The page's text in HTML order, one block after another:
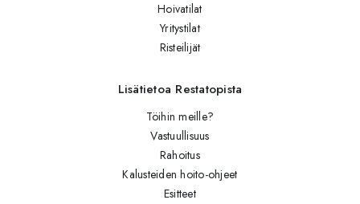
Hoivatilat
Yritystilat
Risteilijät
Lisätietoa Restatopista
Töihin meille?
Vastuullisuus
Rahoitus
Kalusteiden hoito-ohjeet
Esitteet